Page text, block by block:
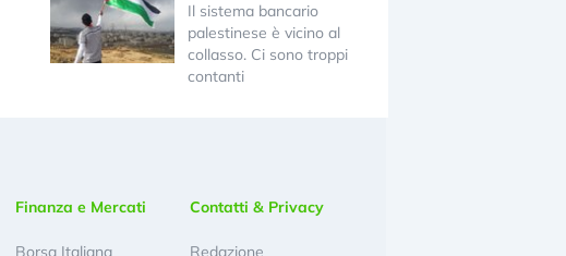
Il sistema bancario
palestinese è vicino al
collasso. Ci sono troppi
contanti
Finanza e Mercati
Borsa Italiana
Contatti & Privacy
Redazione